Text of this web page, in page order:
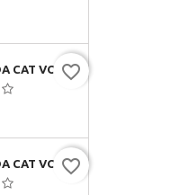
ANIMONDA CAT VOM FEINSTEN CLASSIC С СЕРДЦЕМ ИНДЕЙКИ, 100Г
favorite_border
ANIMONDA CAT VOM FEINSTEN MILDES MENU ИНДЕЙКА, 100Г
favorite_border